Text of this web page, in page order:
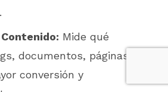
Mide qué
documentos, páginas)
conversión y